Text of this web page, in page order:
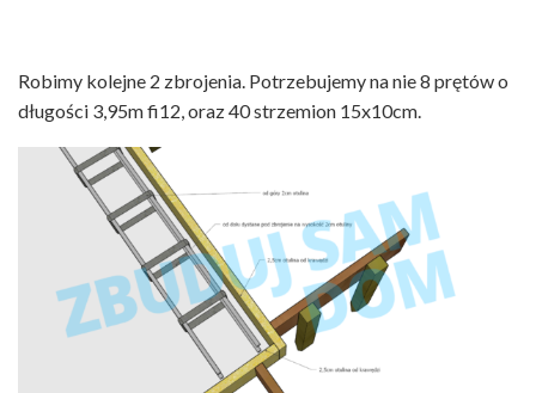
Robimy kolejne 2 zbrojenia. Potrzebujemy na nie 8 prętów o
długości 3,95m fi12, oraz 40 strzemion 15x10cm.